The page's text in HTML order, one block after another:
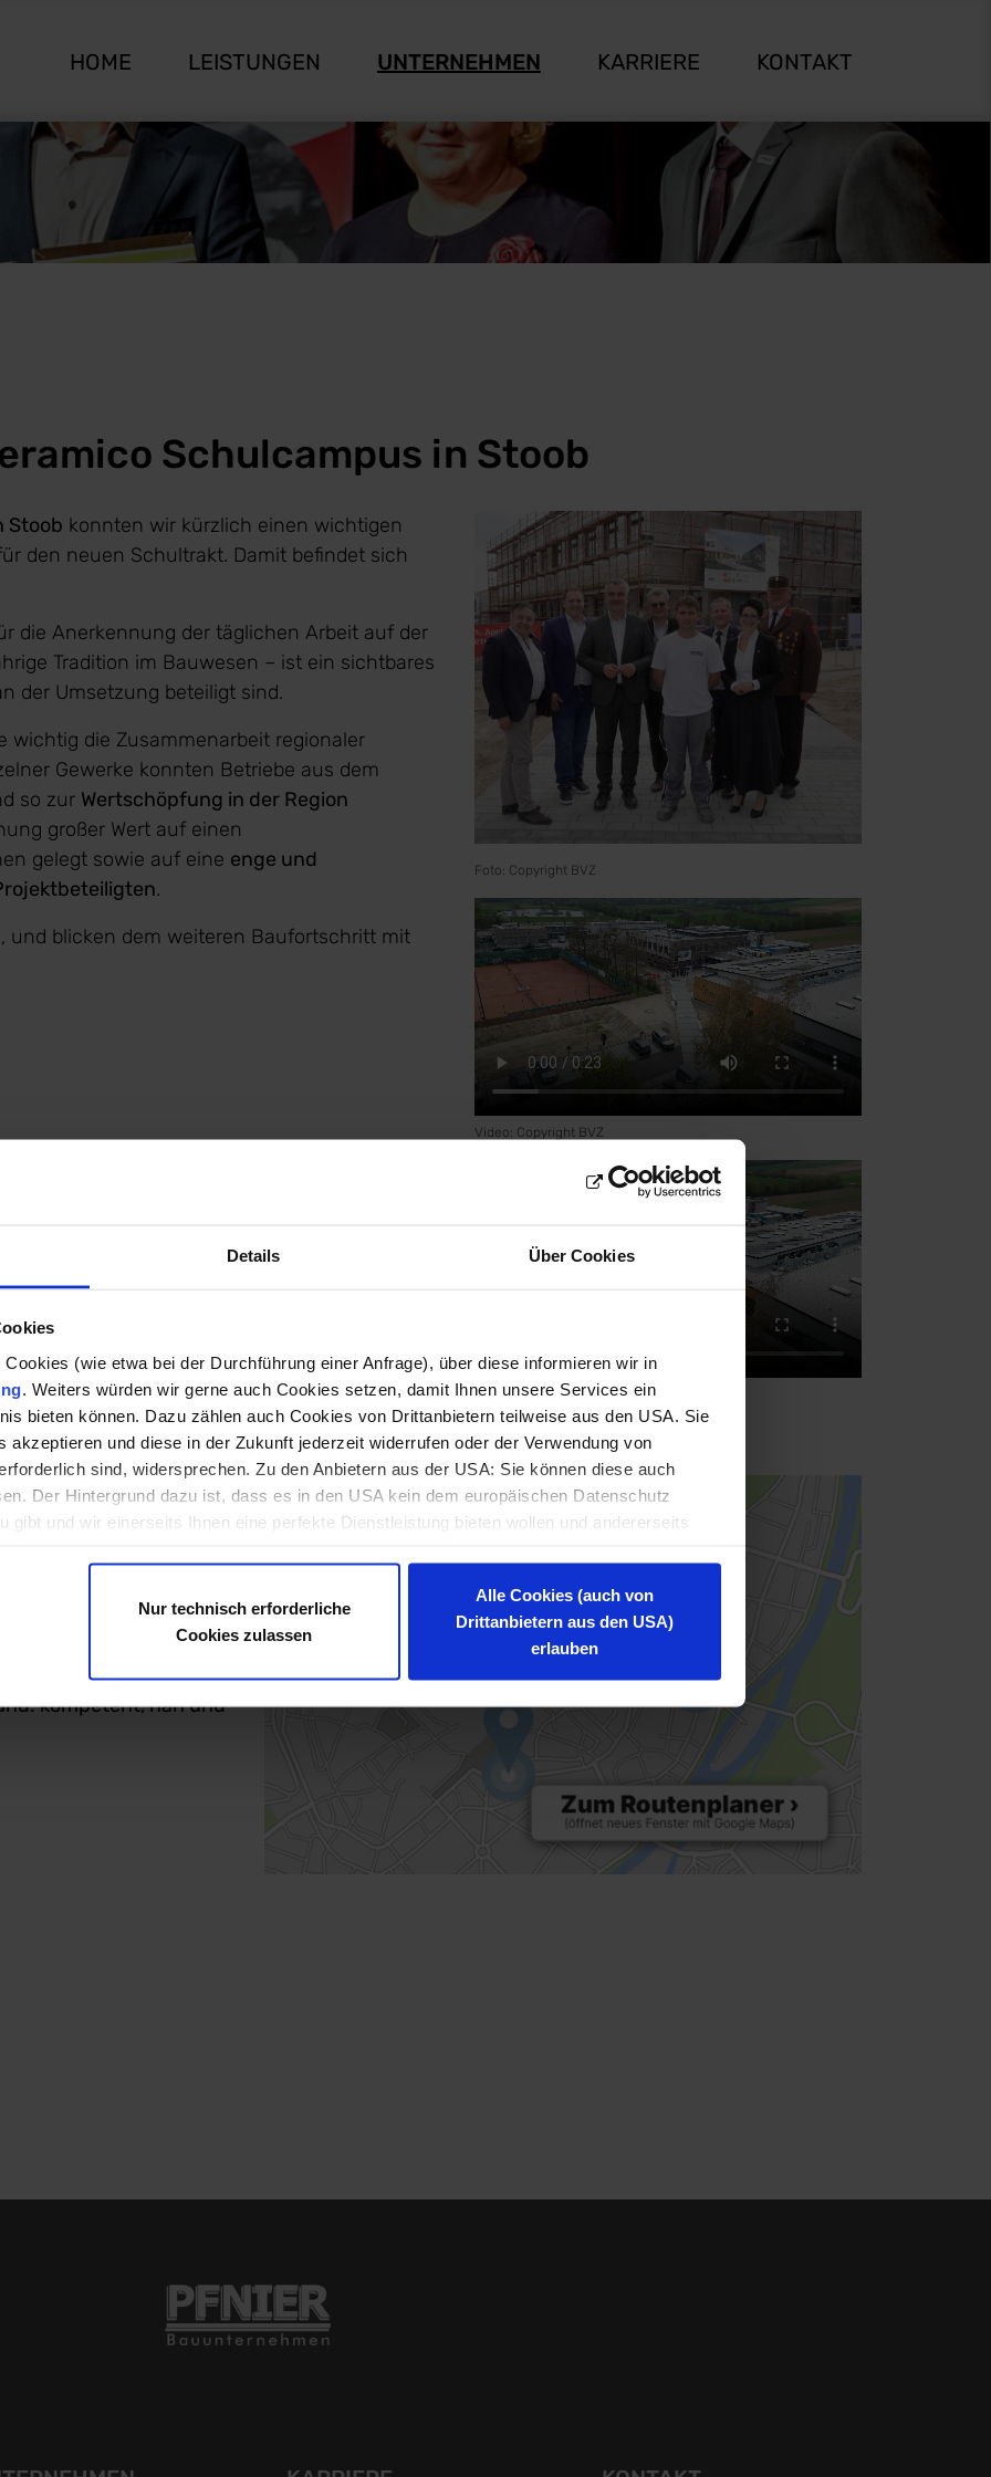
Details Über Cookies
(wie etwa bei der Durchführung einer Anfrage), über diese informieren wir in
. Weiters würden wir gerne auch Cookies setzen, damit Ihnen unsere Services ein
bieten können. Dazu zählen auch Cookies von Drittanbietern teilweise aus den USA. Sie
akzeptieren und diese in der Zukunft jederzeit widerrufen oder der Verwendung von
sind, widersprechen. Zu den Anbietern aus der USA: Sie können diese auch
Der Hintergrund dazu ist, dass es in den USA kein dem europäischen Datenschutz
gibt und wir einerseits Ihnen eine perfekte Dienstleistung bieten wollen und andererseits
Nur technisch erforderliche
Cookies zulassen
Alle Cookies (auch von
Drittanbietern aus den USA)
erlauben
HOME LEISTUNGEN UNTERNEHMEN KARRIERE KONTAKT
Schulcampus in Stoob
Stoob konnten wir kürzlich einen wichtigen
den neuen Schultrakt. Damit befindet sich
die Anerkennung der täglichen Arbeit auf der
Tradition im Bauwesen – ist ein sichtbares
der Umsetzung beteiligt sind.
wichtig die Zusammenarbeit regionaler
Gewerke konnten Betriebe aus dem
so zur Wertschöpfung in der Region
großer Wert auf einen
gelegt sowie auf eine enge und
.
und blicken dem weiteren Baufortschritt mit
Foto: Copyright BVZ
Video: Copyright BVZ
Video: Copyright BVZ
Ostösterreich? Als
wir Ihr
kompetent und
freuen uns auf Ihre
kompetent, nah und